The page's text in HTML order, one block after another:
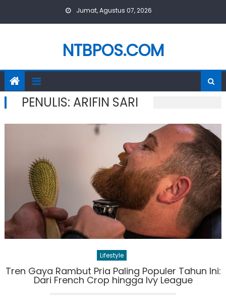
Jumat, Agustus 07, 2026
NTBPOS.COM
PENULIS: ARIFIN SARI
Lifestyle
Tren Gaya Rambut Pria Paling Populer Tahun Ini:
Dari French Crop hingga Ivy League